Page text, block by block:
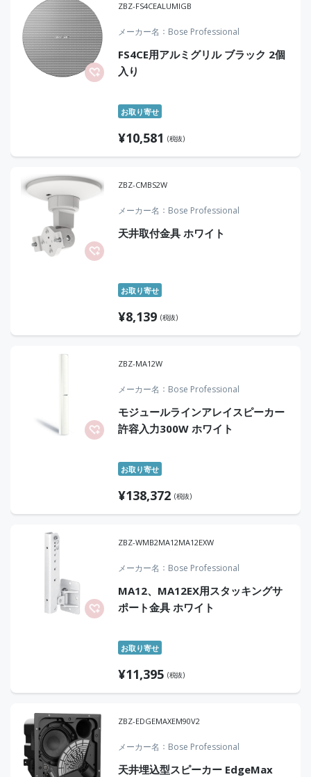
ZBZ-FS4CEALUMIGB
メーカー名 Bose Professional
FS4CE用アルミグリル ブラック 2個
入り
お取り寄せ
¥10,581 (税抜)
ZBZ-CMBS2W
メーカー名 Bose Professional
天井取付金具 ホワイト
お取り寄せ
¥8,139 (税抜)
ZBZ-MA12W
メーカー名 Bose Professional
モジュールラインアレイスピーカー
許容入力300W ホワイト
お取り寄せ
¥138,372 (税抜)
ZBZ-WMB2MA12MA12EXW
メーカー名 Bose Professional
MA12、MA12EX用スタッキングサ
ポート金具 ホワイト
お取り寄せ
¥11,395 (税抜)
ZBZ-EDGEMAXEM90V2
メーカー名 Bose Professional
天井埋込型スピーカー EdgeMax